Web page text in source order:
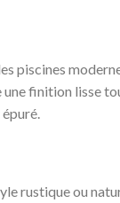
piscines
finition lisse
rustique ou